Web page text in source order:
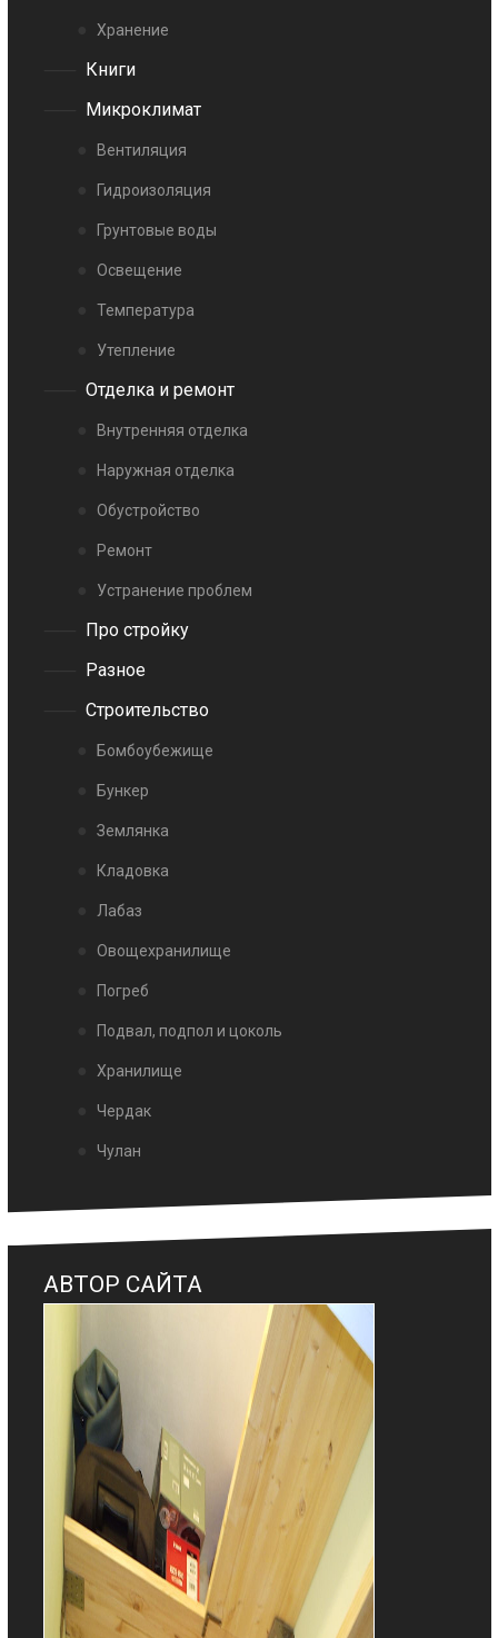
Хранение
Книги
Микроклимат
Вентиляция
Гидроизоляция
Грунтовые воды
Освещение
Температура
Утепление
Отделка и ремонт
Внутренняя отделка
Наружная отделка
Обустройство
Ремонт
Устранение проблем
Про стройку
Разное
Строительство
Бомбоубежище
Бункер
Землянка
Кладовка
Лабаз
Овощехранилище
Погреб
Подвал, подпол и цоколь
Хранилище
Чердак
Чулан
АВТОР САЙТА